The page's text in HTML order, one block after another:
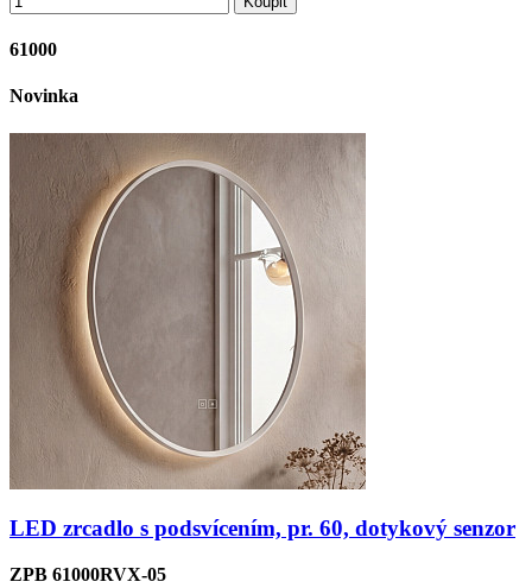
61000
Novinka
LED zrcadlo s podsvícením, pr. 60, dotykový senzor
ZPB 61000RVX-05